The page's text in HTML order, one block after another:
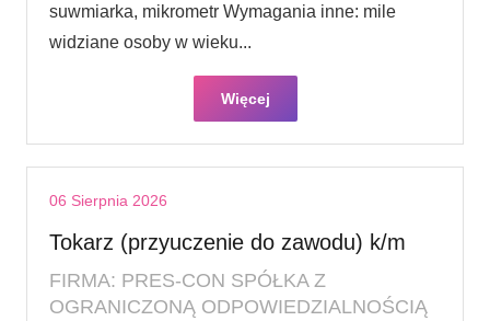
suwmiarka, mikrometr Wymagania inne: mile
widziane osoby w wieku...
Więcej
06 Sierpnia 2026
Tokarz (przyuczenie do zawodu) k/m
FIRMA: PRES-CON SPÓŁKA Z
OGRANICZONĄ ODPOWIEDZIALNOŚCIĄ